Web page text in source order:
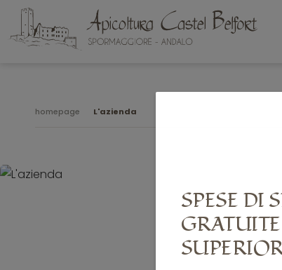
homepage L'azienda
SPESE DI